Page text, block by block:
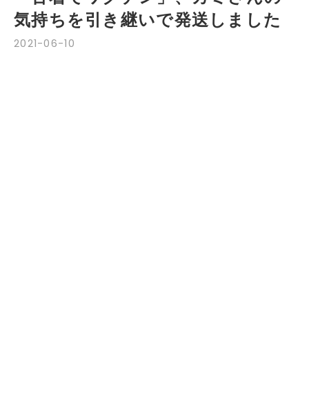
2021-06-10
気持ちを引き継いで発送しました